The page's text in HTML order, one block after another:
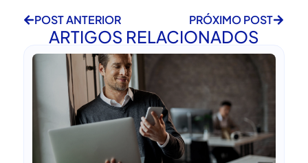
POST ANTERIOR
PRÓXIMO POST
ARTIGOS RELACIONADOS